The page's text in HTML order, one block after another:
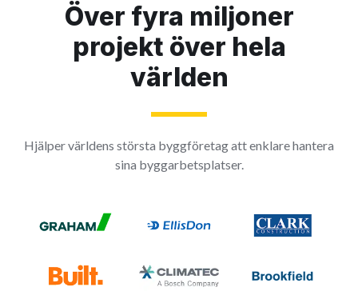
Över fyra miljoner
projekt över hela
världen
Hjälper världens största byggföretag att enklare hantera
sina byggarbetsplatser.